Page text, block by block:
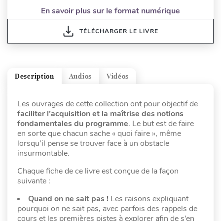
En savoir plus sur le format numérique
TÉLÉCHARGER LE LIVRE
Vidéos
Audios
Description
Les ouvrages de cette collection ont pour objectif de
faciliter l’acquisition et la maîtrise des notions
fondamentales du programme. Le but est de faire
en sorte que chacun sache « quoi faire », même
lorsqu’il pense se trouver face à un obstacle
insurmontable.
Chaque fiche de ce livre est conçue de la façon
suivante :
Quand on ne sait pas ! Les raisons expliquant
pourquoi on ne sait pas, avec parfois des rappels de
cours et les premières pistes à explorer afin de s’en